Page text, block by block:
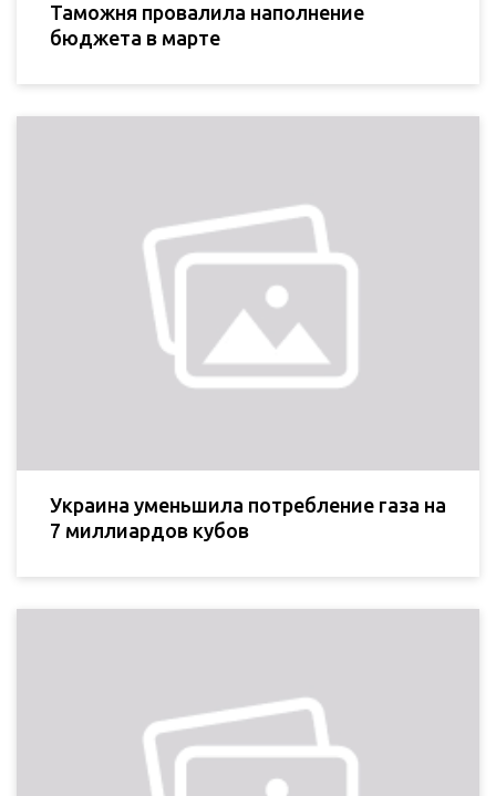
Таможня провалила наполнение
бюджета в марте
Украина уменьшила потребление газа на
7 миллиардов кубов